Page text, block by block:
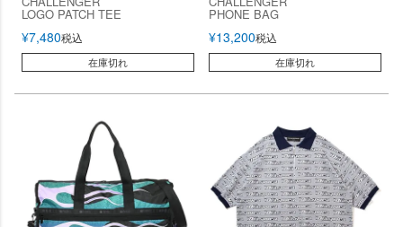
LOGO PATCH TEE
¥7,480税込
在庫切れ
PHONE BAG
¥13,200税込
在庫切れ